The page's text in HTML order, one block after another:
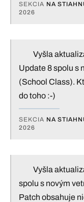
SEKCIA NA
2026
Vyšla
Update 8 spolu s
(School Class).
do toho :-)
SEKCIA NA
2026
Vyšla
spolu s novým
Patch obsahuje